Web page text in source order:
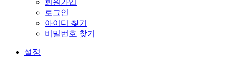
회원가입
로그인
아이디 찾기
비밀번호 찾기
설정